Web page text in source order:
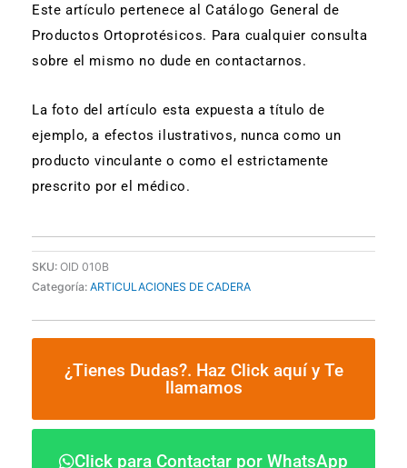
Este artículo pertenece al Catálogo General de
Productos Ortoprotésicos. Para cualquier consulta
sobre el mismo no dude en contactarnos.
La foto del artículo esta expuesta a título de
ejemplo, a efectos ilustrativos, nunca como un
producto vinculante o como el estrictamente
prescrito por el médico.
SKU: OID 010B
Categoría: ARTICULACIONES DE CADERA
¿Tienes Dudas?. Haz Click aquí y Te
llamamos
Click para Contactar por WhatsApp